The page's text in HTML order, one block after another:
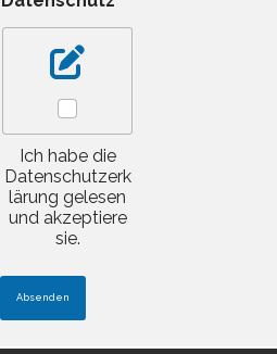
M
a
d
e
s
s
Ich habe die
Datenschutzerk
lärung gelesen
und akzeptiere
sie.
Absenden